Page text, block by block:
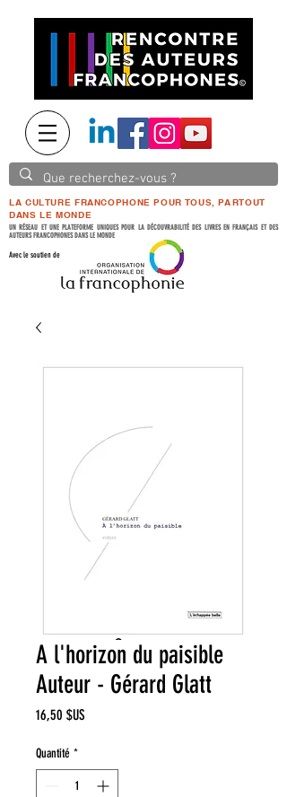
LA CULTURE FRANCOPHONE POUR TOUS, PARTOUT
DANS LE MONDE
UN RÉSEAU ET UNE PLATEFORME UNIQUES POUR LA DÉCOUVRABILITÉ DES LIVRES EN FRANÇAIS ET DES
AUTEURS FRANCOPHONES DANS LE MONDE
Avec le soutien de
A l'horizon du paisible
Auteur - Gérard Glatt
16,50 $US
Quantité *